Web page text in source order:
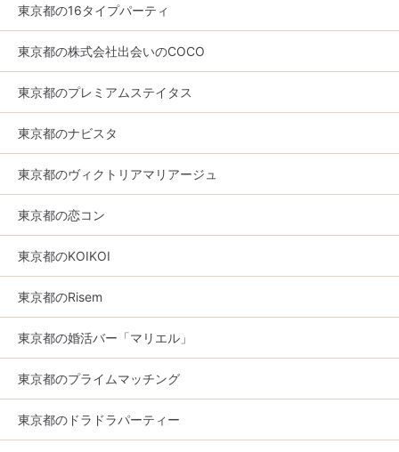
東京都の16タイプパーティ
東京都の株式会社出会いのCOCO
東京都のプレミアムステイタス
東京都のナビスタ
東京都のヴィクトリアマリアージュ
東京都の恋コン
東京都のKOIKOI
東京都のRisem
東京都の婚活バー「マリエル」
東京都のプライムマッチング
東京都のドラドラパーティー